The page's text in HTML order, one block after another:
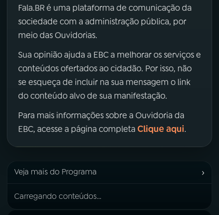
Fala.BR é uma plataforma de comunicação da
sociedade com a administração pública, por
meio das Ouvidorias.
Sua opinião ajuda a EBC a melhorar os serviços e
conteúdos ofertados ao cidadão. Por isso, não
se esqueça de incluir na sua mensagem o link
do conteúdo alvo de sua manifestação.
Para mais informações sobre a Ouvidoria da
EBC, acesse a página completa Clique aqui.
Veja mais do Programa ›
Carregando conteúdos...